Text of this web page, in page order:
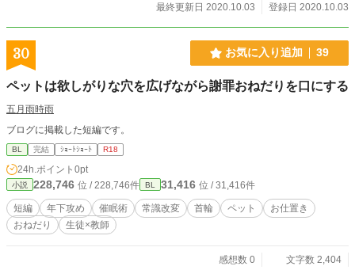
最終更新日 2020.10.03
登録日 2020.10.03
30 お気に入り追加 39
ペットは欲しがりな穴を広げながら謝罪おねだりを口にする
五月雨時雨
ブログに掲載した短編です。
BL 完結 ｼｮｰﾄｼｮｰﾄ R18
24h.ポイント 0pt
小説 228,746 位 / 228,746件 BL 31,416 位 / 31,416件
短編 年下攻め 催眠術 常識改変 首輪 ペット
お仕置き
おねだり
生徒×教師
感想数 0
文字数 2,404